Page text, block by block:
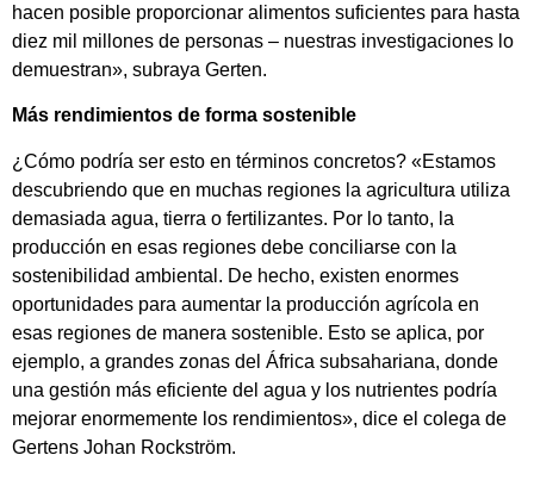
hacen posible proporcionar alimentos suficientes para hasta
diez mil millones de personas – nuestras investigaciones lo
demuestran», subraya Gerten.
Más rendimientos de forma sostenible
¿Cómo podría ser esto en términos concretos? «Estamos
descubriendo que en muchas regiones la agricultura utiliza
demasiada agua, tierra o fertilizantes. Por lo tanto, la
producción en esas regiones debe conciliarse con la
sostenibilidad ambiental. De hecho, existen enormes
oportunidades para aumentar la producción agrícola en
esas regiones de manera sostenible. Esto se aplica, por
ejemplo, a grandes zonas del África subsahariana, donde
una gestión más eficiente del agua y los nutrientes podría
mejorar enormemente los rendimientos», dice el colega de
Gertens Johan Rockström.